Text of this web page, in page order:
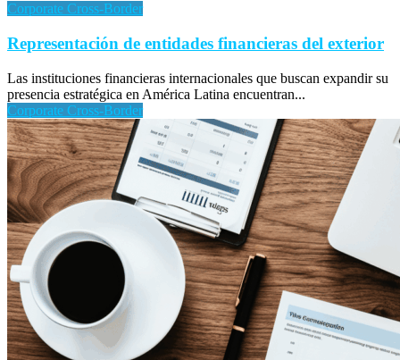
Corporate Cross-Border
Representación de entidades financieras del exterior
Las instituciones financieras internacionales que buscan expandir su
presencia estratégica en América Latina encuentran...
Corporate Cross-Border